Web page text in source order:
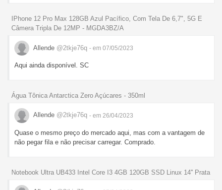
IPhone 12 Pro Max 128GB Azul Pacífico, Com Tela De 6,7", 5G E
Câmera Tripla De 12MP - MGDA3BZ/A
Allende @2tkje76q - em 07/05/2023
Aqui ainda disponível. SC
Água Tônica Antarctica Zero Açúcares - 350ml
Allende @2tkje76q - em 26/04/2023
Quase o mesmo preço do mercado aqui, mas com a vantagem de
não pegar fila e não precisar carregar. Comprado.
Notebook Ultra UB433 Intel Core I3 4GB 120GB SSD Linux 14'' Prata